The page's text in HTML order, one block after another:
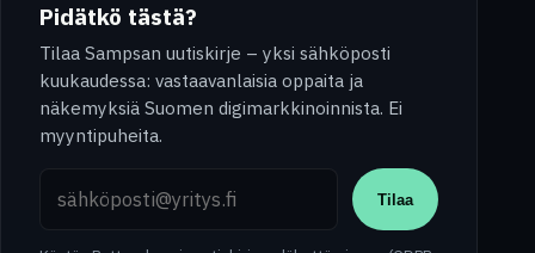
Pidätkö tästä?
Tilaa Sampsan uutiskirje – yksi sähköposti
kuukaudessa: vastaavanlaisia oppaita ja
näkemyksiä Suomen digimarkkinoinnista. Ei
myyntipuheita.
Tilaa